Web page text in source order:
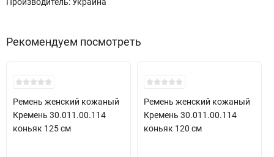
Рекомендуем посмотреть
New!
Ремень женский кожаный
Кремень 30.011.00.114
коньяк 125 см
New!
Ремень женский кожаный
Кремень 30.011.00.114
коньяк 120 см